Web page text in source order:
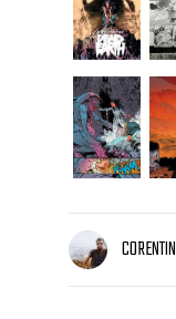
CORENTIN